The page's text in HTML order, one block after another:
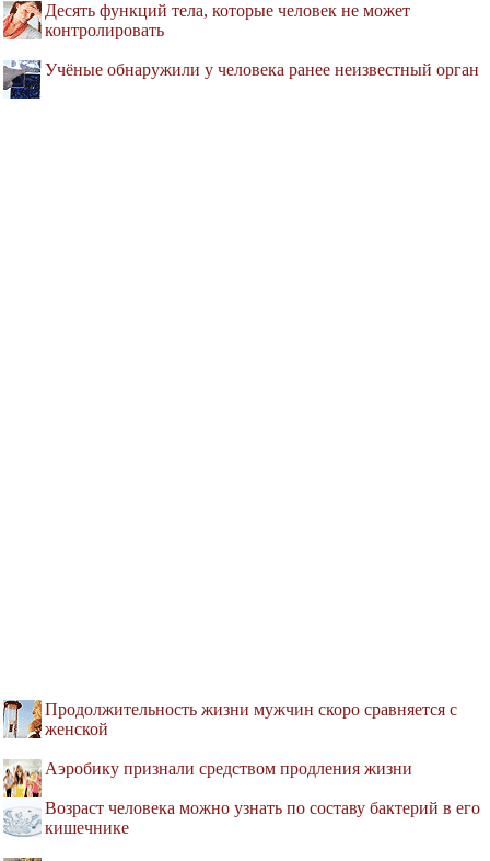
Десять функций тела, которые человек не может
контролировать
Учёные обнаружили у человека ранее неизвестный орган
Продолжительность жизни мужчин скоро сравняется с
женской
Аэробику признали средством продления жизни
Возраст человека можно узнать по составу бактерий в его
кишечнике